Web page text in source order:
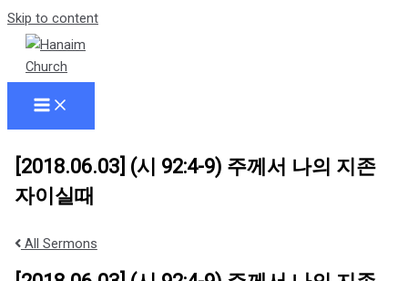
Skip to content
[2018.06.03] (시 92:4-9) 주께서 나의 지존
자이실때
All Sermons